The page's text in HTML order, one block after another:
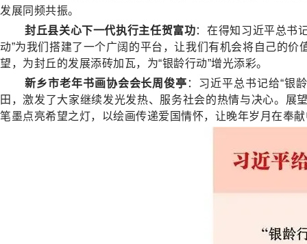
发展同频共振。
封丘县关心下一代执行主任贺富功：在得知习近平总书
动”为我们搭建了一个广阔的平台，让我们有机会将自己的
望，为封丘的发展添砖加瓦，为“银龄行动”增光添彩。
新乡市老年书画协会会长周俊亭 ：习近平总书记给“银
田，激发了大家继续发光发热、服务社会的热情与决心。展
笔墨点亮希望之灯，以绘画传递爱国情怀，让晚年岁月在奉